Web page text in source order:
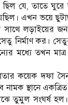
যে, তাতে ঘুরে
এখন ভয়ে
লড়াইয়ের
নির্মাণ কর।
মধ্যে তখন
কয়েক দফা
স্থানে
তুমুল সংঘর্ষ হল।